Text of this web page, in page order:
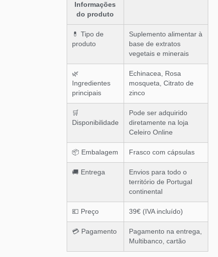
Informações
do produto
💊 Tipo de
produto
Suplemento alimentar à
base de extratos
vegetais e minerais
🌿
Ingredientes
principais
Echinacea, Rosa
mosqueta, Citrato de
zinco
🛒
Disponibilidade
Pode ser adquirido
diretamente na loja
Celeiro Online
📦 Embalagem Frasco com cápsulas
🚚 Entrega
Envios para todo o
território de Portugal
continental
💶 Preço 39€ (IVA incluído)
💳 Pagamento
Pagamento na entrega,
Multibanco, cartão